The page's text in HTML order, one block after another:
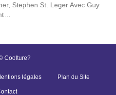
Stephen St. Leger Avec Guy
Coolture?
légales Plan du Site